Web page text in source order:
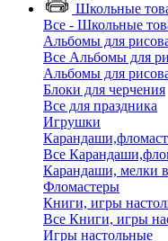
Школьные
Все - Школьные
Альбомы для
Все Альбомы для
Альбомы для
Блоки для черчения
Все для праздника
Игрушки
Все
Карандаши, мелки
Фломастеры
Книги, игры
Все Книги, игры
Игры настольные